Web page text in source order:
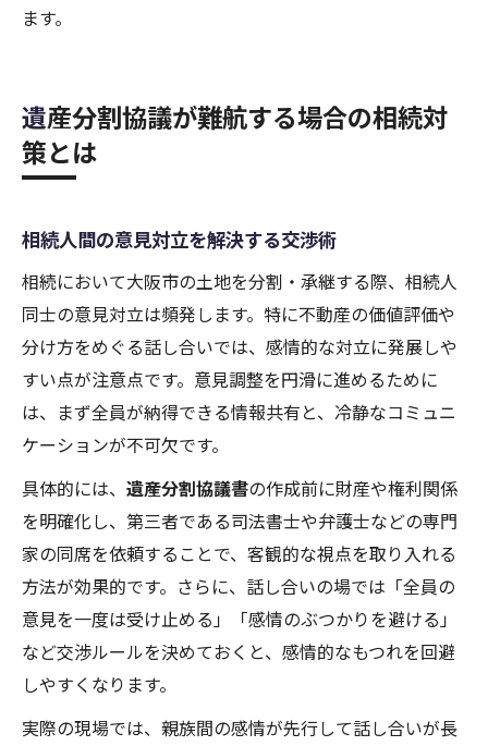
ます。
遺産分割協議が難航する場合の相続対
策とは
相続人間の意見対立を解決する交渉術
相続において大阪市の土地を分割・承継する際、相続人
同士の意見対立は頻発します。特に不動産の価値評価や
分け方をめぐる話し合いでは、感情的な対立に発展しや
すい点が注意点です。意見調整を円滑に進めるために
は、まず全員が納得できる情報共有と、冷静なコミュニ
ケーションが不可欠です。
具体的には、 遺産分割協議書の作成前に財産や権利関係
を明確化し、第三者である司法書士や弁護士などの専門
家の同席を依頼することで、客観的な視点を取り入れる
方法が効果的です。さらに、話し合いの場では「全員の
意見を一度は受け止める」「感情のぶつかりを避ける」
など交渉ルールを決めておくと、感情的なもつれを回避
しやすくなります。
実際の現場では、親族間の感情が先行して話し合いが長